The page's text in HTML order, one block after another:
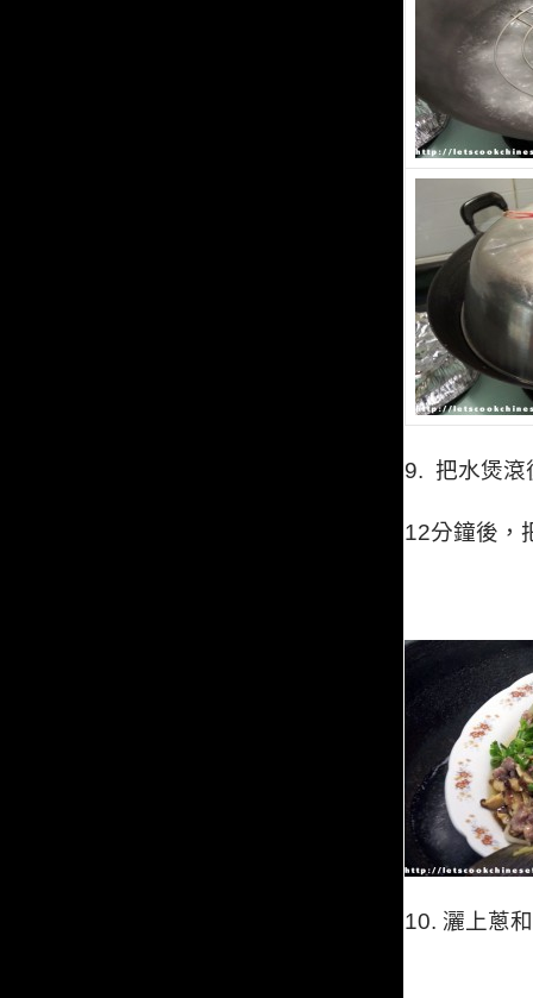
9. 把水煲滾
12分鐘後，
10. 灑上蔥